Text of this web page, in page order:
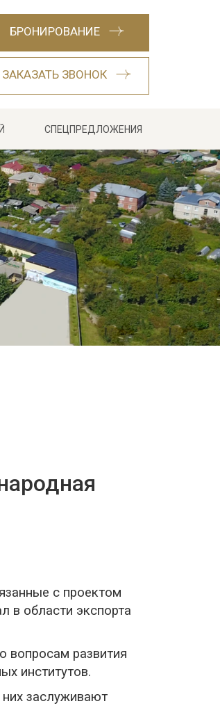
БРОНИРОВАНИЕ
ЗАКАЗАТЬ ЗВОНОК
СПЕЦПРЕДЛОЖЕНИЯ
с проектом
в области экспорта
вопросам развития
институтов.
заслуживают